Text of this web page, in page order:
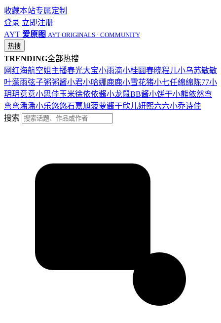
收藏本站专属定制
登录 立即注册
AYT 爱原图 AYT ORIGINALS · COMMUNITY
热搜
TRENDING全部热搜
网红海航空姐 主播春光大宝小雨滴小桂圆春晓程儿小乌苏敏敏
叶濛雨弦子粥粥酱小君小哈娜鹿鹿小雪花猪小七任绵绵 陈77小
玥玥意意小思佳玉米徐依依酱小龙鼠BB酱小饼干小熊依然弯
弯弯潘潘小乐悠悠石嘉旭菠萝酱于欣儿妍熙六六小乔诗佳
搜索